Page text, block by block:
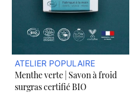
ATELIER POPULAIRE
Menthe verte | Savon à froid
surgras certifié BIO